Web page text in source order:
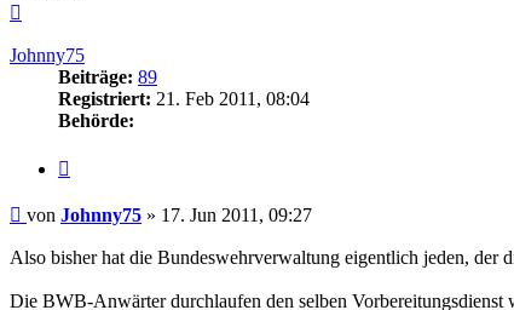
Johnny75
Beiträge: 89
Registriert: 21. Feb 2011, 08:04
Behörde:
Beitrag
von Johnny75 » 17. Jun 2011, 09:27
Also bisher hat die Bundeswehrverwaltung eigentlich jeden, der
Die BWB-Anwärter durchlaufen den selben